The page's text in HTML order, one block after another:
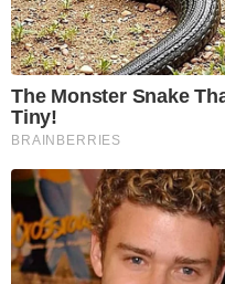
The Monster Snake
Tiny!
BRAINBERRIES